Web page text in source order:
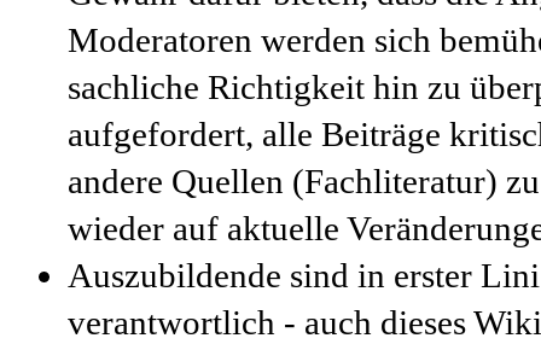
Moderatoren werden sich
sachliche Richtigkeit hin zu
aufgefordert, alle Beiträge
andere Quellen (Fachliteratur)
wieder auf aktuelle
Auszubildende sind in erster
verantwortlich - auch dieses